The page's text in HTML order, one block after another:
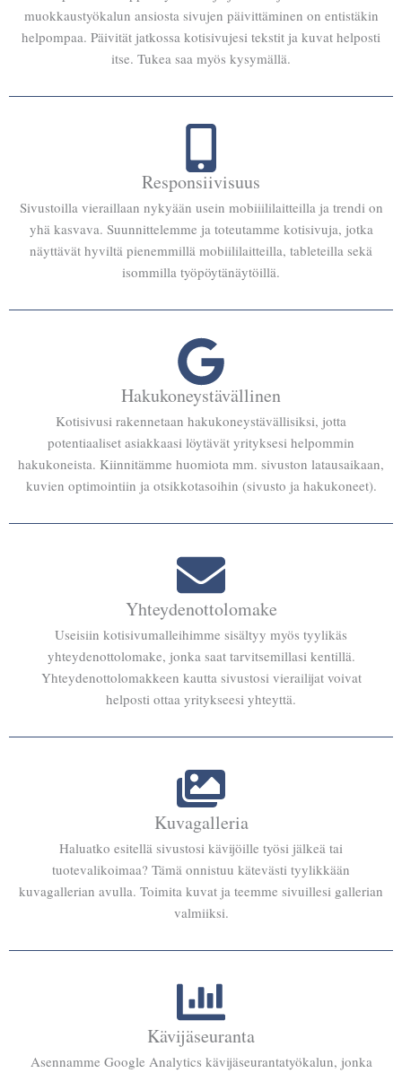
muokkaustyökalun ansiosta sivujen päivittäminen on entistäkin
helpompaa. Päivität jatkossa kotisivujesi tekstit ja kuvat helposti
itse. Tukea saa myös kysymällä.
Responsiivisuus
Sivustoilla vieraillaan nykyään usein mobiiililaitteilla ja trendi on
yhä kasvava. Suunnittelemme ja toteutamme kotisivuja, jotka
näyttävät hyviltä pienemmillä mobiililaitteilla, tableteilla sekä
isommilla työpöytänäytöillä.
Hakukoneystävällinen
Kotisivusi rakennetaan hakukoneystävällisiksi, jotta
potentiaaliset asiakkaasi löytävät yrityksesi helpommin
hakukoneista. Kiinnitämme huomiota mm. sivuston latausaikaan,
kuvien optimointiin ja otsikkotasoihin (sivusto ja hakukoneet).
Yhteydenottolomake
Useisiin kotisivumalleihimme sisältyy myös tyylikäs
yhteydenottolomake, jonka saat tarvitsemillasi kentillä.
Yhteydenottolomakkeen kautta sivustosi vierailijat voivat
helposti ottaa yritykseesi yhteyttä.
Kuvagalleria
Haluatko esitellä sivustosi kävijöille työsi jälkeä tai
tuotevalikoimaa? Tämä onnistuu kätevästi tyylikkään
kuvagallerian avulla. Toimita kuvat ja teemme sivuillesi gallerian
valmiiksi.
Kävijäseuranta
Asennamme Google Analytics kävijäseurantatyökalun, jonka